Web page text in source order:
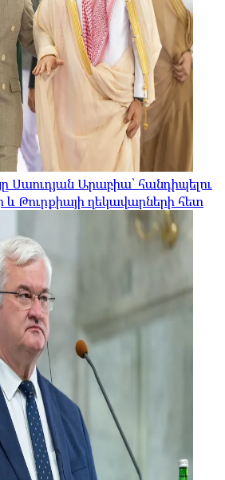
Սաուդյան Արաբիա՝ հանդիպելու
և Թուրքիայի ղեկավարների հետ